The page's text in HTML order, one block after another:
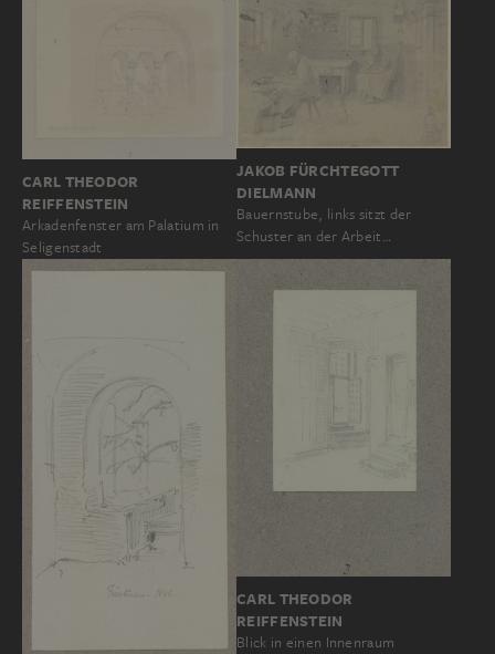
CARL THEODOR
REIFFENSTEIN
Arkadenfenster am Palatium in
Seligenstadt
JAKOB FÜRCHTEGOTT
DIELMANN
Bauernstube, links sitzt der
Schuster an der Arbeit…
CARL THEODOR
REIFFENSTEIN
Blick in einen Innenraum